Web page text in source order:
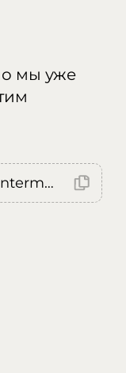
мы уже
Error: (intermediate value)(intermediate value)(intermediate value).replaceAll is not a function